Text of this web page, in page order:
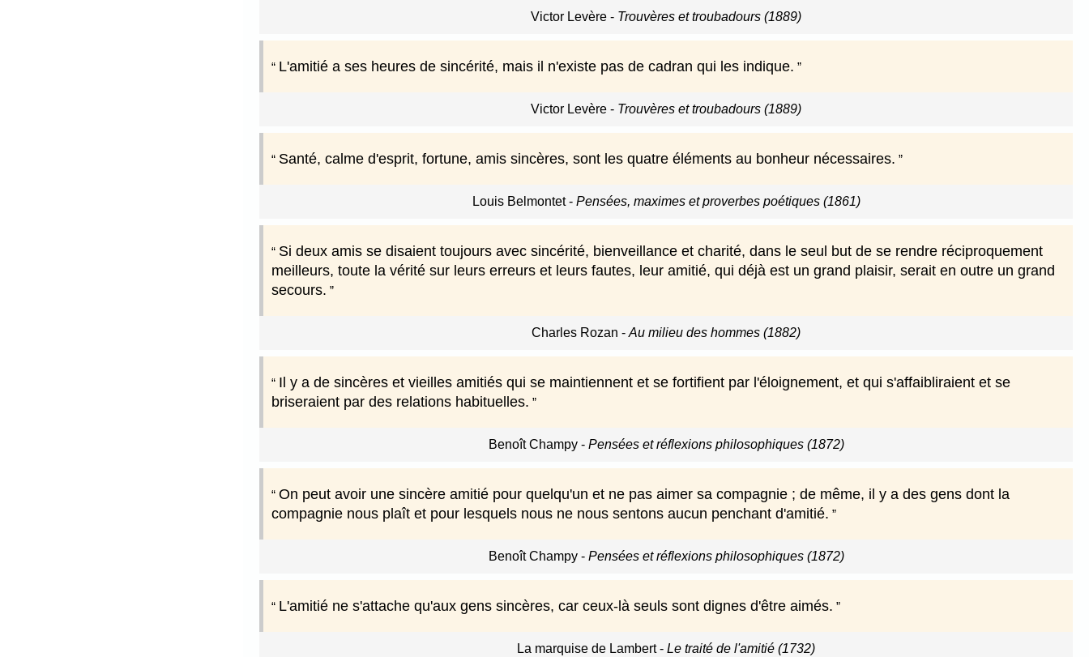
Victor Levère - Trouvères et troubadours (1889)
L'amitié a ses heures de sincérité, mais il n'existe pas de cadran qui les indique.
Victor Levère - Trouvères et troubadours (1889)
Santé, calme d'esprit, fortune, amis sincères, sont les quatre éléments au bonheur nécessaires.
Louis Belmontet- Pensées, maximes et proverbes poétiques (1861)
Si deux amis se disaient toujours avec sincérité, bienveillance et charité, dans le seul but de se rendre réciproquement
meilleurs, toute la vérité sur leurs erreurs et leurs fautes, leur amitié, qui déjà est un grand plaisir, serait en outre un grand
secours.
Charles Rozan - Au milieu des hommes (1882)
Il y a de sincères et vieilles amitiés qui se maintiennent et se fortifient par l'éloignement, et qui s'affaibliraient et se
briseraient par des relations habituelles.
Benoît Champy- Pensées et réflexions philosophiques (1872)
On peut avoir une sincère amitié pour quelqu'un et ne pas aimer sa compagnie ; de même, il y a des gens dont la
compagnie nous plaît et pour lesquels nous ne nous sentons aucun penchant d'amitié.
Benoît Champy- Pensées et réflexions philosophiques (1872)
L'amitié ne s'attache qu'aux gens sincères, car ceux-là seuls sont dignes d'être aimés.
La marquise de Lambert- Le traité de l'amitié (1732)